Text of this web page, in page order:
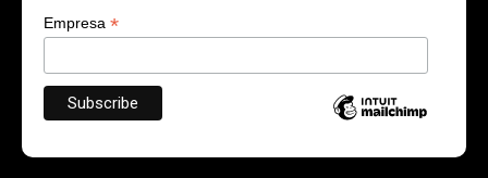
Empresa *